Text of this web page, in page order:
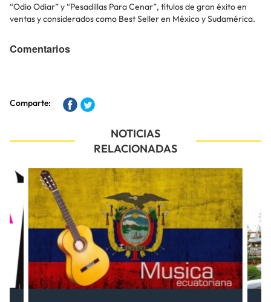
“Odio Odiar” y “Pesadillas Para Cenar”, títulos de gran éxito en
ventas y considerados como Best Seller en México y Sudamérica.
Comentarios
Comparte:
NOTICIAS
RELACIONADAS